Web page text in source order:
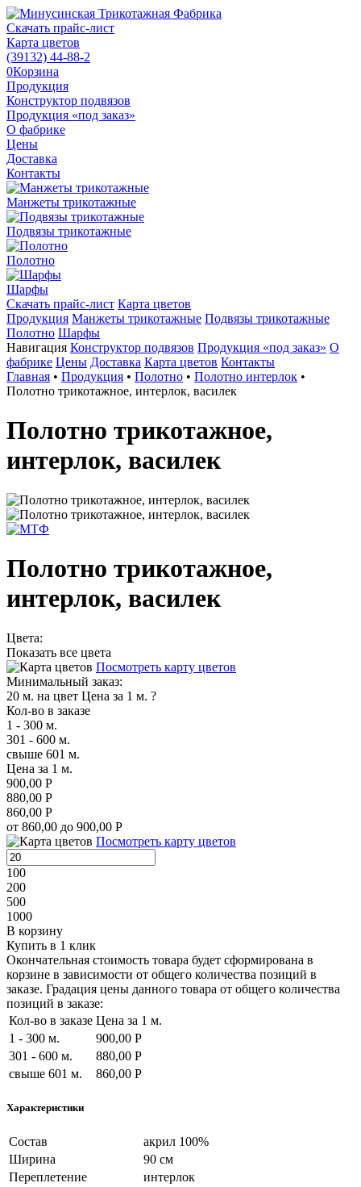
Скачать прайс-лист
Карта цветов
(39132) 44-88-2
0Корзина
Продукция
Конструктор подвязов
Продукция «под заказ»
О фабрике
Цены
Доставка
Контакты
Манжеты трикотажные
Подвязы трикотажные
Полотно
Шарфы
Скачать прайс-лист Карта цветов
Продукция Манжеты трикотажные Подвязы трикотажные
Полотно Шарфы
Навигация Конструктор подвязов Продукция «под заказ» О
фабрике Цены Доставка Карта цветов Контакты
Главная • Продукция • Полотно • Полотно интерлок •
Полотно трикотажное, интерлок, василек
Полотно трикотажное,
интерлок, василек
Полотно трикотажное,
интерлок, василек
Цвета:
Показать все цвета
Посмотреть карту цветов
Минимальный заказ:
20 м. на цвет Цена за 1 м. ?
Кол-во в заказе
1 - 300 м.
301 - 600 м.
свыше 601 м.
Цена за 1 м.
900,00 Р
880,00 Р
860,00 Р
от 860,00 до 900,00 Р
Посмотреть карту цветов
100
200
500
1000
В корзину
Купить в 1 клик
Окончательная стоимость товара будет сформирована в
корзине в зависимости от общего количества позиций в
заказе. Градация цены данного товара от общего количества
позиций в заказе:
Кол-во в заказе Цена за 1 м.
1 - 300 м.
900,00 Р
301 - 600 м.
880,00 Р
свыше 601 м.
860,00 Р
Характеристики
Состав
акрил 100%
Ширина
90 см
Переплетение
интерлок